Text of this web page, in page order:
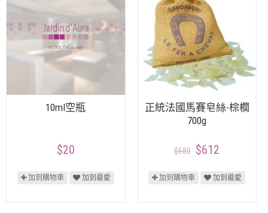
10ml空瓶
$20
加到購物車 加到最愛
正統法國馬賽皂絲-棕櫚
700g
$680 $612
加到購物車 加到最愛